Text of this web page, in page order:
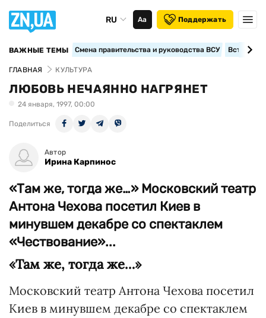
RU Аа Поддержать
ВАЖНЫЕ ТЕМЫ Смена правительства и руководства ВСУ
ГЛАВНАЯ КУЛЬТУРА
ЛЮБОВЬ НЕЧАЯННО НАГРЯНЕТ
24 января, 1997, 00:00
Поделиться
Автор
Ирина Карпинос
«Там же, тогда же…» Московский театр
Антона Чехова посетил Киев в
минувшем декабре со спектаклем
«Чествование»...
«Там же, тогда же…»
Московский театр Антона Чехова посетил
Киев в минувшем декабре со спектаклем